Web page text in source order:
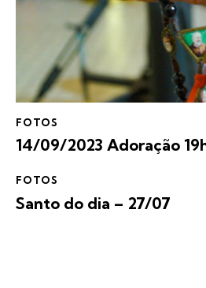
FOTOS
14/09/2023 Adoração
FOTOS
Santo do dia – 27/07